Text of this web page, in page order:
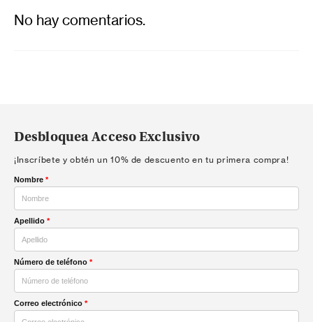
No hay comentarios.
Desbloquea Acceso Exclusivo
¡Inscríbete y obtén un 10% de descuento en tu primera compra!
Nombre *
Apellido *
Número de teléfono *
Correo electrónico *